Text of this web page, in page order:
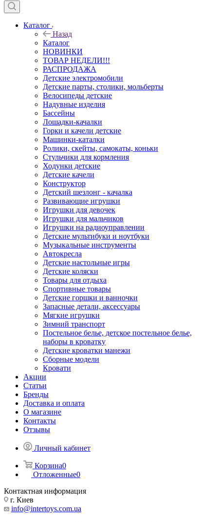
Каталог
Назад
Каталог
НОВИНКИ
ТОВАР НЕДЕЛИ!!!
РАСПРОДАЖА
Детские электромобили
Детские парты, столики, мольберты
Велосипеды детские
Надувные изделия
Бассейны
Лошадки-качалки
Горки и качели детские
Машинки-каталки
Ролики, скейты, самокаты, коньки
Стульчики для кормления
Ходунки детские
Детские качели
Конструктор
Детский шезлонг - качалка
Развивающие игрушки
Игрушки для девочек
Игрушки для мальчиков
Игрушки на радиоуправлении
Детские мультибуки и ноутбуки
Музыкальные инструменты
Автокресла
Детские настольные игры
Детские коляски
Товары для отдыха
Спортивные товары
Детские горшки и ванночки
Запасные детали, аксессуары
Мягкие игрушки
Зимний транспорт
Постельное белье, детское постельное белье,
наборы в кроватку
Детские кроватки манежи
Сборные модели
Кровати
Акции
Статьи
Бренды
Доставка и оплата
О магазине
Контакты
Отзывы
Личный кабинет
Корзина0
Отложенные0
Контактная информация
г. Киев
info@intertoys.com.ua